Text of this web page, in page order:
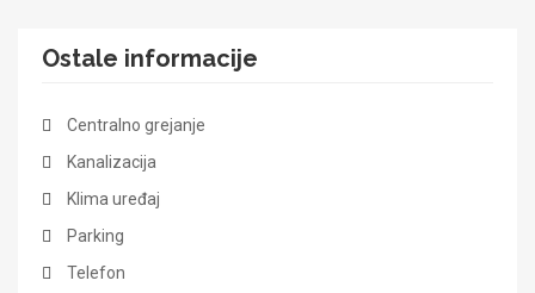
Ostale informacije
Centralno grejanje
Kanalizacija
Klima uređaj
Parking
Telefon